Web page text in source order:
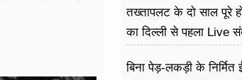
तख्तापलट के दो साल पूरे
का दिल्ली से पहला Live
बिना पेड़-लकड़ी के निर्मित